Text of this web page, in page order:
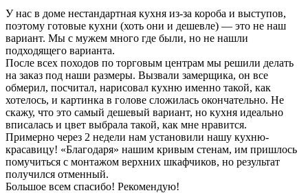
У нас в доме нестандартная кухня из-за короба и выступов,
поэтому готовые кухни (хоть они и дешевле) — это не наш
вариант. Мы с мужем много где были, но не нашли
подходящего варианта.
После всех походов по торговым центрам мы решили делать
на заказ под наши размеры. Вызвали замерщика, он все
обмерил, посчитал, нарисовал кухню именно такой, как
хотелось, и картинка в голове сложилась окончательно. Не
скажу, что это самый дешевый вариант, но кухня идеально
вписалась и цвет выбрала такой, как мне нравится.
Примерно через 2 недели нам установили нашу кухню-
красавицу! «Благодаря» нашим кривым стенам, им пришлось
помучиться с монтажом верхних шкафчиков, но результат
получился отменный.
Большое всем спасибо! Рекомендую!